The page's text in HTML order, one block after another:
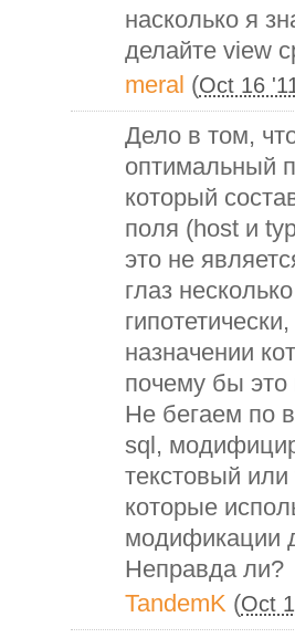
насколько я
делайте view
meral (Oct 16
Дело в том,
оптимальный
который
поля (host и
это не
глаз
назначении
почему бы это
Не бегаем по
sql,
текстовый
которые
модификации
Неправда ли?
TandemK (Oct